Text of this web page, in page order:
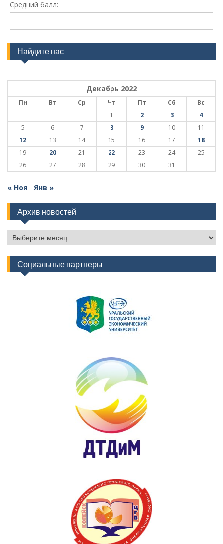
Средний балл:
Найдите нас
Декабрь 2022
Пн Вт Ср Чт Пт Сб
Вс
1
2 3
4
5
6 7 8 9 10
11
12
13 14 15 16 17
18
19
20 21 22 23 24
25
26
27 28 29 30 31
« Ноя Янв »
Архив новостей
Архив
новостей
Социальные партнеры